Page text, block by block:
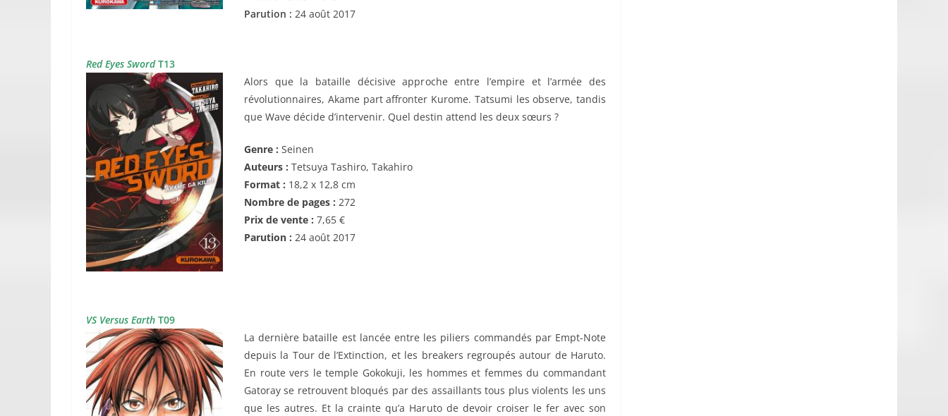
Parution : 24 août 2017
Red Eyes SwordT13
Alors que la bataille décisive approche entre l’empire et l’armée des
révolutionnaires, Akame part affronter Kurome. Tatsumi les observe, tandis
que Wave décide d’intervenir. Quel destin attend les deux sœurs ?
Genre : Seinen
Auteurs : Tetsuya Tashiro, Takahiro
Format : 18,2 x 12,8 cm
Nombre de pages : 272
Prix de vente : 7,65 €
Parution : 24 août 2017
VS Versus Earth T09
La dernière bataille est lancée entre les piliers commandés par Empt-Note
depuis la Tour de l’Extinction, et les breakers regroupés autour de Haruto.
En route vers le temple Gokokuji, les hommes et femmes du commandant
Gatoray se retrouvent bloqués par des assaillants tous plus violents les uns
que les autres. Et la crainte qu’a Haruto de devoir croiser le fer avec son